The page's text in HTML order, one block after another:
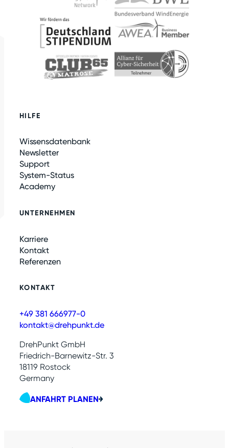
HILFE
Wissensdatenbank
Newsletter
Support
System-Status
Academy
UNTERNEHMEN
Karriere
Kontakt
Referenzen
KONTAKT
+49 381 666977-0
kontakt@drehpunkt.de
DrehPunkt GmbH
Friedrich-Barnewitz-Str. 3
18119 Rostock
Germany
ANFAHRT PLANEN